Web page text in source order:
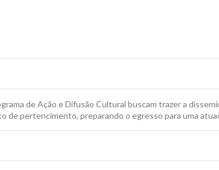
de Ação e Difusão Cultural buscam trazer a
pertencimento, preparando o egresso para uma